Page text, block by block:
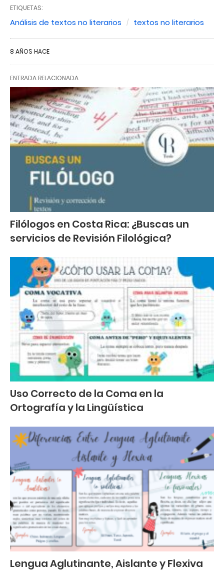
ETIQUETAS:
Análisis de textos no literarios textos no literarios
8 AÑOS HACE
ENTRADA RELACIONADA
Filólogos en Costa Rica: ¿Buscas un
servicios de Revisión Filológica?
Uso Correcto de la Coma en la
Ortografía y la Lingüística
Lengua Aglutinante, Aislante y Flexiva